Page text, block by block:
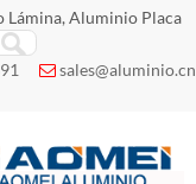
Aluminio Placa
 sales@aluminio.cn